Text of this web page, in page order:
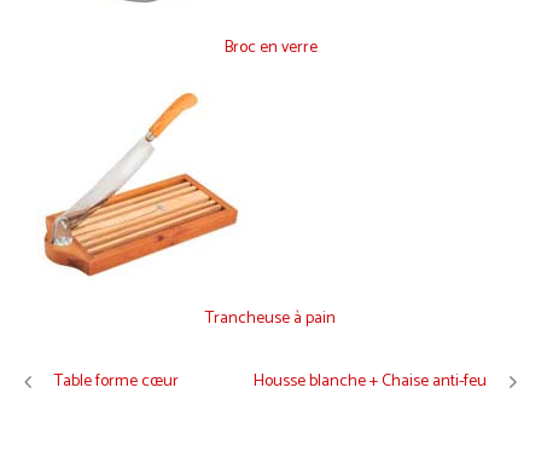
Broc en verre
Trancheuse à pain
Table forme cœur Housse blanche + Chaise anti-feu